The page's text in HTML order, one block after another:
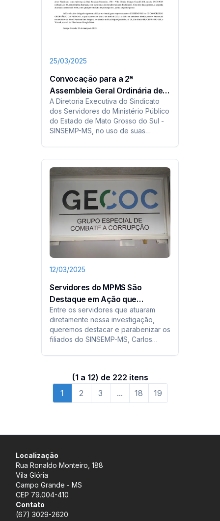
25/03/2025
Convocação para a 2ª
Assembleia Geral Ordinária de
2025
A Diretoria Executiva do Sindicato
dos Servidores do Ministério Público
do Estado de Mato Grosso do Sul -
SINSEMP-MS, no uso de suas
seguintes do Estatuto Social,
convoca todos os filiados para
participarem da 2ª Assembleia Geral
12/03/2025
Servidores do MPMS São
Destaque em Ação que
Combate Desvios na APAE
Entre os servidores que atuaram
diretamente nessa investigação,
queremos destacar e parabenizar os
filiados do SINSEMP-MS, Carlos
(1 a 12) de 222 itens
1
2 3 ... 18 19
Localização
Rua Ronaldo Monteiro, 188
Vila Glória
Campo Grande - MS
CEP 79.004-410
Contato
(67) 3029-2620